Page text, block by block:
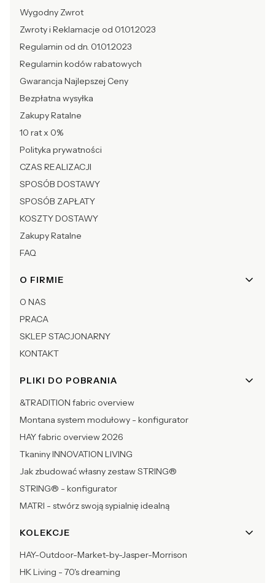
Wygodny Zwrot
Zwroty i Reklamacje od 01.01.2023
Regulamin od dn. 01.01.2023
Regulamin kodów rabatowych
Gwarancja Najlepszej Ceny
Bezpłatna wysyłka
Zakupy Ratalne
10 rat x 0%
Polityka prywatności
CZAS REALIZACJI
SPOSÓB DOSTAWY
SPOSÓB ZAPŁATY
KOSZTY DOSTAWY
Zakupy Ratalne
FAQ
O FIRMIE
O NAS
PRACA
SKLEP STACJONARNY
KONTAKT
PLIKI DO POBRANIA
&TRADITION fabric overview
Montana system modułowy - konfigurator
HAY fabric overview 2026
Tkaniny INNOVATION LIVING
Jak zbudować własny zestaw STRING®
STRING® - konfigurator
MATRI - stwórz swoją sypialnię idealną
KOLEKCJE
HAY-Outdoor-Market-by-Jasper-Morrison
HK Living - 70's dreaming